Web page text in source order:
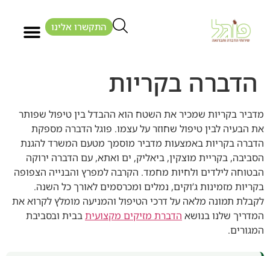
התקשרו אלינו
הדברה בקריות
מדביר בקריות שמכיר את השטח הוא ההבדל בין טיפול שפותר
את הבעיה לבין טיפול שחוזר על עצמו. פוגל הדברה מספקת
הדברה בקריות באמצעות מדביר מוסמך מטעם המשרד להגנת
הסביבה, בקריית מוצקין, ביאליק, ים ואתא, עם הדברה ירוקה
הבטוחה לילדים ולחיות מחמד. הקרבה למפרץ והבנייה הצפופה
בקריות מזמינות ג’וקים, נמלים ומכרסמים לאורך כל השנה.
לקבלת תמונה מלאה על דרכי הטיפול והמניעה מומלץ לקרוא את
המדריך שלנו בנושא הדברת מזיקים מקצועיתבבית ובסביבת
המגורים.